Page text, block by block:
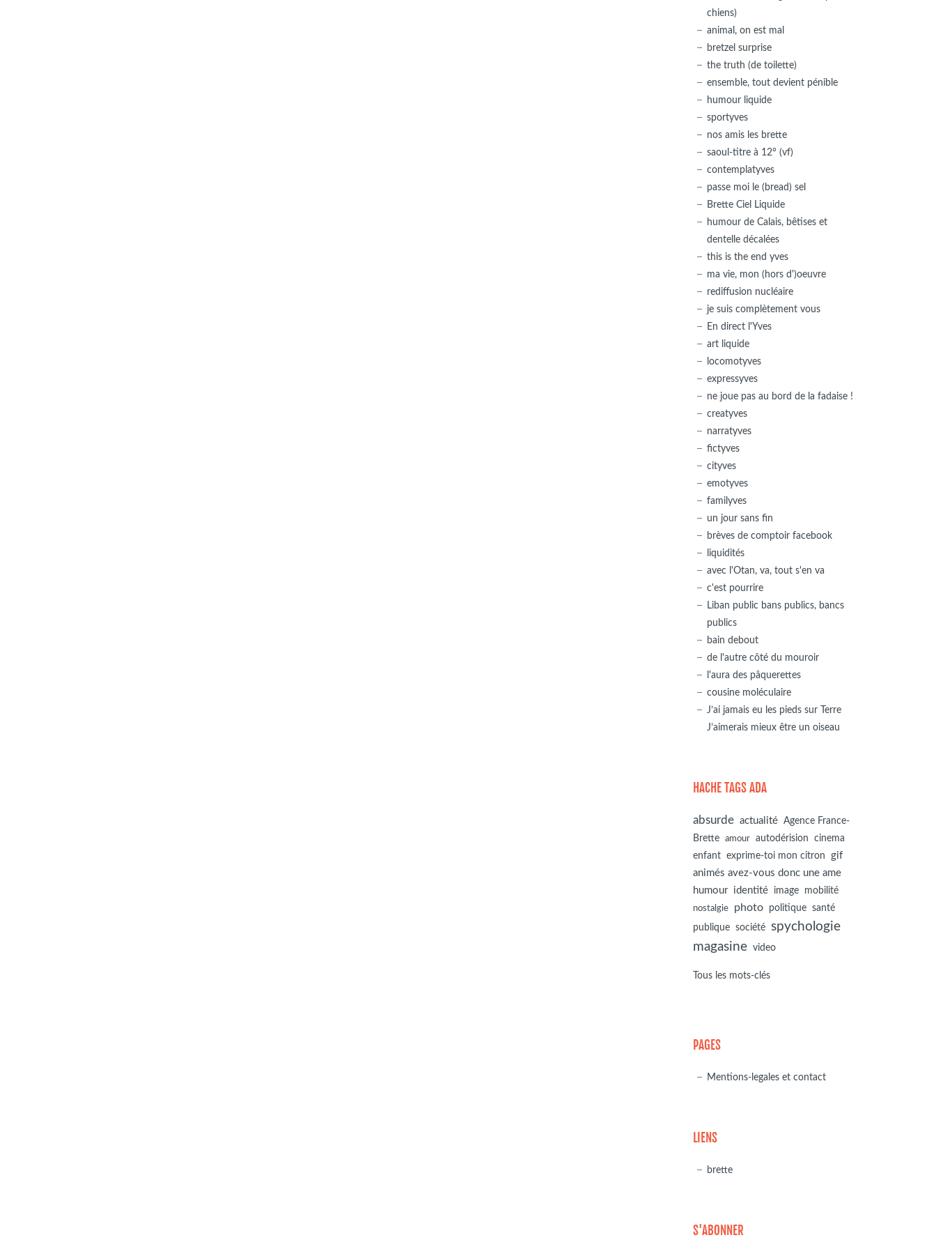
chiens)
animal, on est mal
bretzel surprise
the truth (de toilette)
ensemble, tout devient pénible
humour liquide
sportyves
nos amis les brette
saoul-titre à 12° (vf)
contemplatyves
passe moi le (bread) sel
Brette Ciel Liquide
humour de Calais, bêtises et
dentelle décalées
this is the end yves
ma vie, mon (hors d')oeuvre
rediffusion nucléaire
je suis complètement vous
En direct l'Yves
art liquide
locomotyves
expressyves
ne joue pas au bord de la fadaise !
creatyves
narratyves
fictyves
cityves
emotyves
familyves
un jour sans fin
brèves de comptoir facebook
liquidités
avec l'Otan, va, tout s'en va
c'est pourrire
Liban public bans publics, bancs
publics
bain debout
de l'autre côté du mouroir
l'aura des pâquerettes
cousine moléculaire
J’ai jamais eu les pieds sur Terre
J’aimerais mieux être un oiseau
HACHE TAGS ADA
absurde actualité Agence France-
Brette
amour autodérision
cinema
enfant exprime-toi mon citron
gif
animés avez-vous donc une ame
humour identité image mobilité
nostalgie photo politique santé
publique société spychologie
magasine video
Tous les mots-clés
PAGES
Mentions-legales et contact
LIENS
brette
S'ABONNER